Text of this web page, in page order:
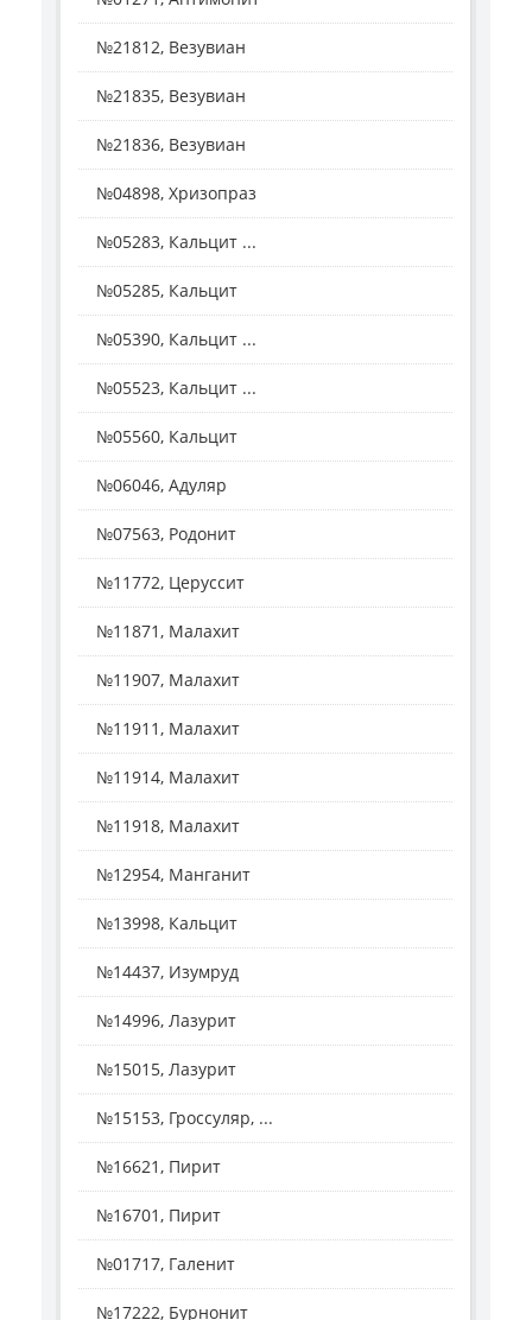
№21812, Везувиан
№21835, Везувиан
№21836, Везувиан
№04898, Хризопраз
№05283, Кальцит ...
№05285, Кальцит
№05390, Кальцит ...
№05523, Кальцит ...
№05560, Кальцит
№06046, Адуляр
№07563, Родонит
№11772, Церуссит
№11871, Малахит
№11907, Малахит
№11911, Малахит
№11914, Малахит
№11918, Малахит
№12954, Манганит
№13998, Кальцит
№14437, Изумруд
№14996, Лазурит
№15015, Лазурит
№15153, Гроссуляр, ...
№16621, Пирит
№16701, Пирит
№01717, Галенит
№17222, Бурнонит